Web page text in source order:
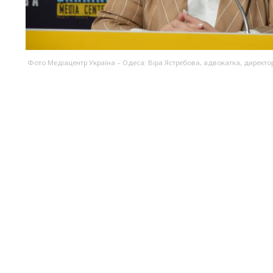
Фото Медіацентр Україна – Одеса: Віра Ястребова, адвокатка,